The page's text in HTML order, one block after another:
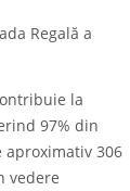
Regală a
la
97% din
306
vedere